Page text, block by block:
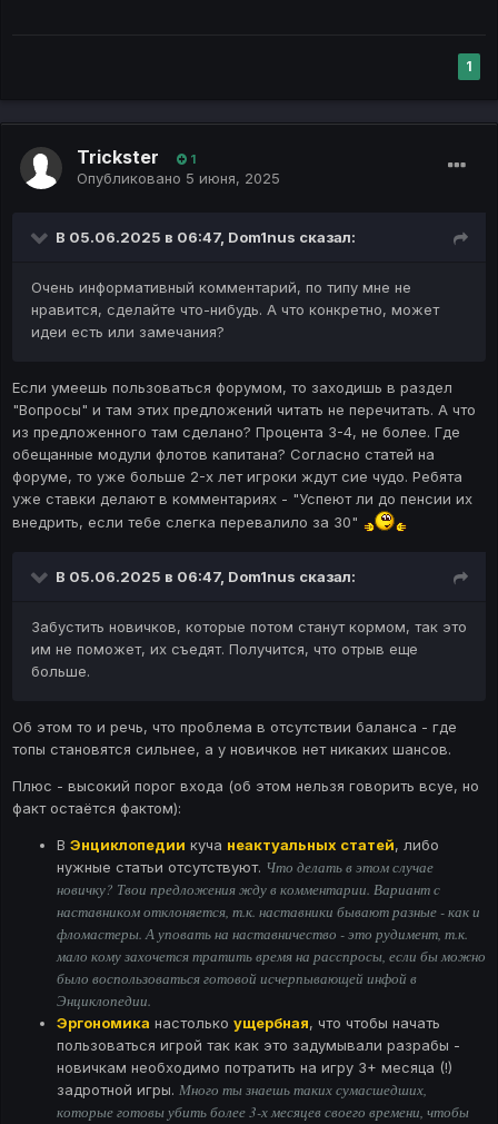
1
Trickster 1
Опубликовано 5 июня, 2025
В 05.06.2025 в 06:47, Dom1nus сказал:
Очень информативный комментарий, по типу мне не
нравится, сделайте что-нибудь. А что конкретно, может
идеи есть или замечания?
Если умеешь пользоваться форумом, то заходишь в раздел
"Вопросы" и там этих предложений читать не перечитать. А что
из предложенного там сделано? Процента 3-4, не более. Где
обещанные модули флотов капитана? Согласно статей на
форуме, то уже больше 2-х лет игроки ждут сие чудо. Ребята
уже ставки делают в комментариях - "Успеют ли до пенсии их
внедрить, если тебе слегка перевалило за 30"
В 05.06.2025 в 06:47, Dom1nus сказал:
Забустить новичков, которые потом станут кормом, так это
им не поможет, их съедят. Получится, что отрыв еще
больше.
Об этом то и речь, что проблема в отсутствии баланса - где
топы становятся сильнее, а у новичков нет никаких шансов.
Плюс - высокий порог входа (об этом нельзя говорить всуе, но
факт остаётся фактом):
В Энциклопедии куча неактуальных статей, либо
нужные статьи отсутствуют. Что делать в этом случае
новичку? Твои предложения жду в комментарии. Вариант с
наставником отклоняется, т.к. наставники бывают разные - как и
фломастеры. А уповать на наставничество - это рудимент, т.к.
мало кому захочется тратить время на расспросы, если бы можно
было воспользоваться готовой исчерпывающей инфой в
Энциклопедии.
Эргономика настолько ущербная, что чтобы начать
пользоваться игрой так как это задумывали разрабы -
новичкам необходимо потратить на игру 3+ месяца (!)
задротной игры. Много ты знаешь таких сумасшедших,
которые готовы убить более 3-х месяцев своего времени, чтобы